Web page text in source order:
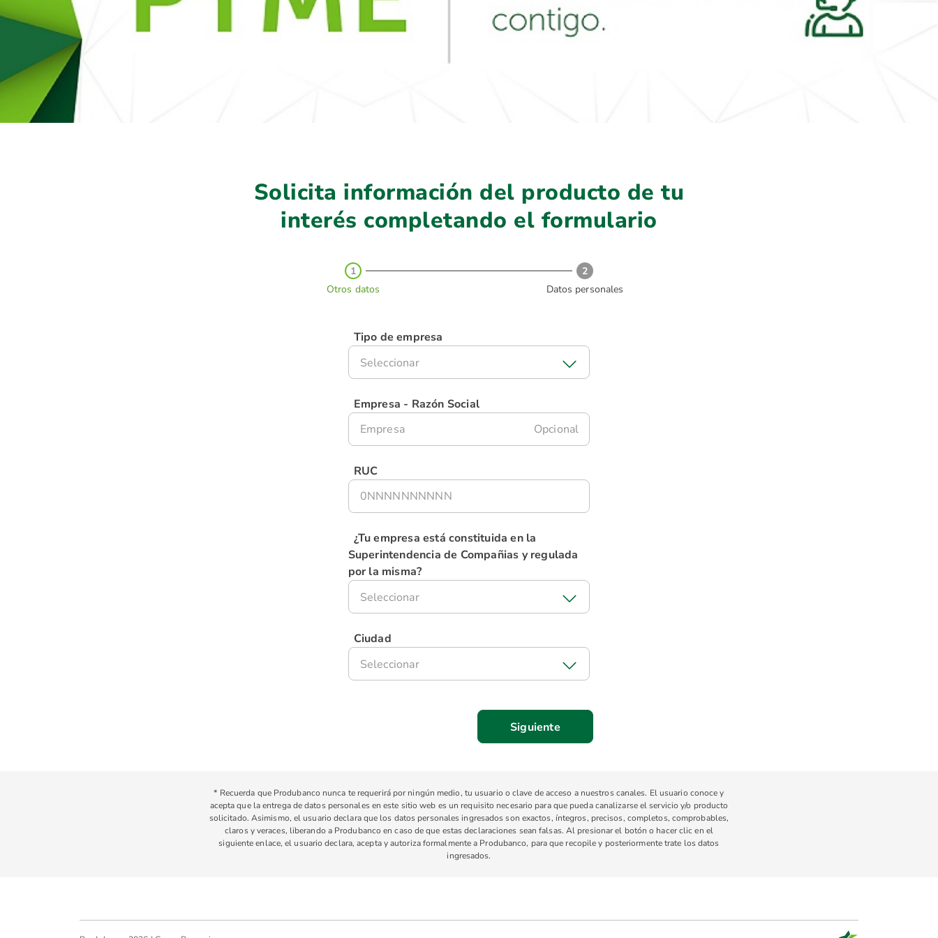
Solicita información del producto de tu
interés completando el formulario
1
Otros datos
2
Datos personales
Tipo de empresa
Seleccionar
Empresa - Razón Social
Opcional
RUC
¿Tu empresa está constituida en la
Superintendencia de Compañias y regulada
por la misma?
Seleccionar
Ciudad
Seleccionar
* Recuerda que Produbanco nunca te requerirá por ningún medio, tu usuario o clave de acceso a nuestros canales. El usuario conoce y
acepta que la entrega de datos personales en este sitio web es un requisito necesario para que pueda canalizarse el servicio y/o producto
solicitado. Asimismo, el usuario declara que los datos personales ingresados son exactos, íntegros, precisos, completos, comprobables,
claros y veraces, liberando a Produbanco en caso de que estas declaraciones sean falsas. Al presionar el botón o hacer clic en el
siguiente enlace, el usuario declara, acepta y autoriza formalmente a Produbanco, para que recopile y posteriormente trate los datos
ingresados.